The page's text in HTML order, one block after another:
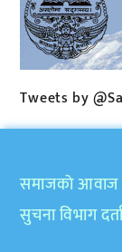
Tweets by
समाजकाे आवाज
सुचना विभाग